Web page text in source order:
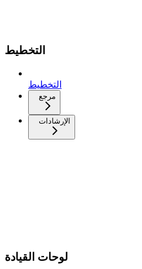
التخطيط
التخطيط
مرجع
الإرشادات
لوحات القيادة